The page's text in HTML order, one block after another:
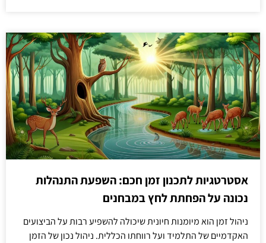
אסטרטגיות לתכנון זמן חכם: השפעת התנהלות
נכונה על הפחתת לחץ במבחנים
ניהול זמן הוא מיומנות חיונית שיכולה להשפיע רבות על הביצועים
האקדמיים של התלמיד ועל רווחתו הכללית. ניהול נכון של הזמן